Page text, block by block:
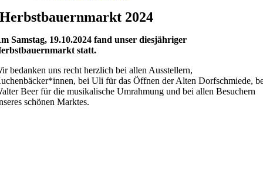
Herbstbauernmarkt 2024
Samstag, 19.10.2024 fand unser diesjähriger
statt.
bedanken uns recht herzlich bei allen Ausstellern,
bei Uli für das Öffnen der Alten Dorfschmiede,
Beer für die musikalische Umrahmung und bei allen Besuchern
schönen Marktes.